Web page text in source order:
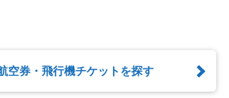
空券・飛行機チケットを探す